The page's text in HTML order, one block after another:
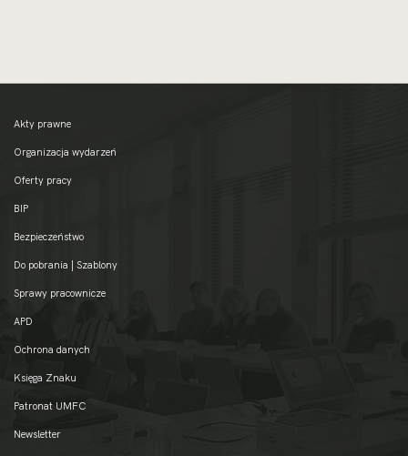
Akty prawne
Organizacja wydarzeń
Oferty pracy
BIP
Bezpieczeństwo
Do pobrania | Szablony
Sprawy pracownicze
APD
Ochrona danych
Księga Znaku
Patronat UMFC
Newsletter